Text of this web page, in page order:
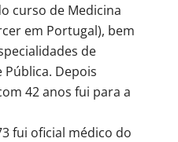
curso de Medicina
em Portugal), bem
de
Pública. Depois
42 anos fui para a
fui oficial médico do